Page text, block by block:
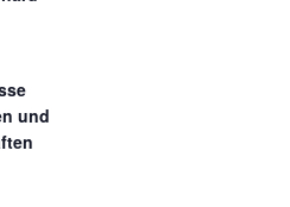
und